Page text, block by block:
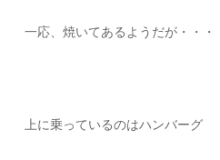
一応、焼いてあるようだが・・・
上に乗っているのはハンバーグ